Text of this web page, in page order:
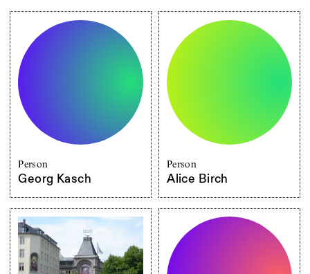
Person
Georg Kasch
Person
Alice Birch